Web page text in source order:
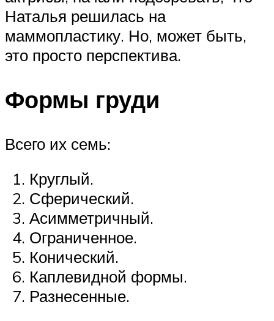
Наталья решилась на
маммопластику. Но, может быть,
это просто перспектива.
Формы груди
Всего их семь:
Круглый.
Сферический.
Асимметричный.
Ограниченное.
Конический.
Каплевидной формы.
Разнесенные.